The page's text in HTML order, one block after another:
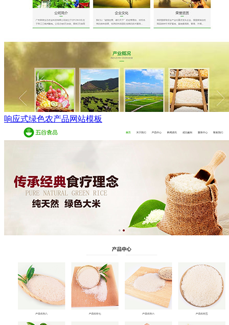
响应式绿色农产品网站模板